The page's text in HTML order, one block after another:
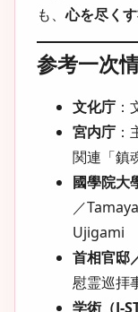
も、心を尽く
参考一次
文化庁
宮内庁
関連「鎮
國學院
／
Ujigami
首相官邸
慰霊巡拝
学術（J-